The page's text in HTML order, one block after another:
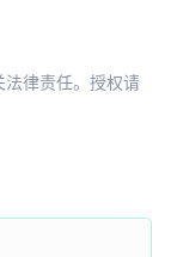
法律责任。授权请